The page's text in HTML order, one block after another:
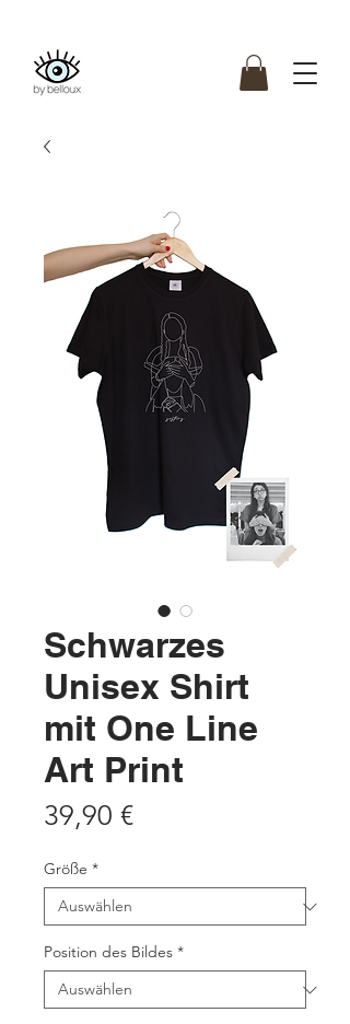
Schwarzes
Unisex Shirt
mit One Line
Art Print
39,90 €Preis
Größe *
Position des Bildes *